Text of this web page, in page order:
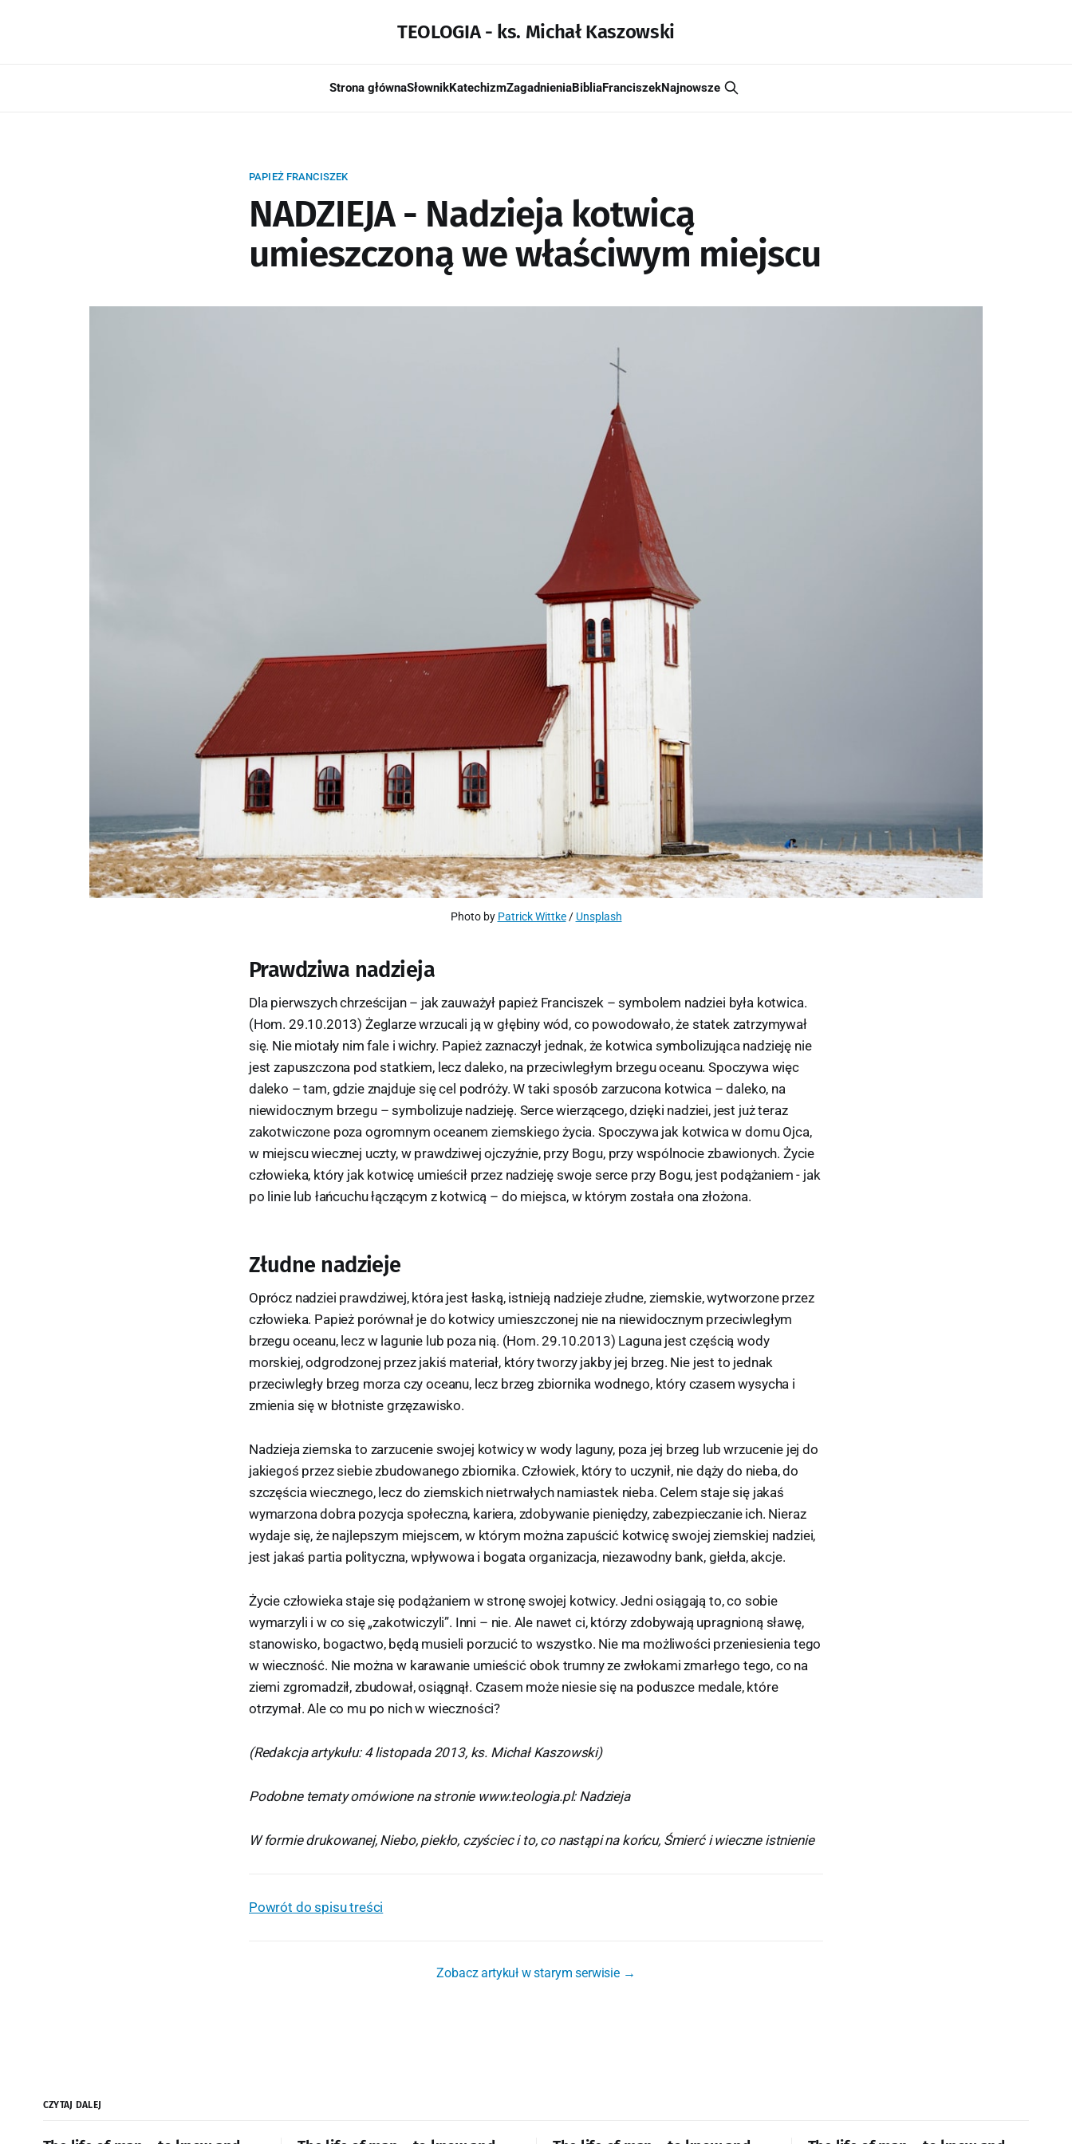
TEOLOGIA - ks. Michał Kaszowski
Strona głównaSłownikKatechizmZagadnieniaBibliaFranciszekNajnowsze
PAPIEŻ FRANCISZEK
NADZIEJA - Nadzieja kotwicą
umieszczoną we właściwym miejscu
Photo by Patrick Wittke / Unsplash
Prawdziwa nadzieja
Dla pierwszych chrześcijan – jak zauważył papież Franciszek – symbolem nadziei była kotwica.
(Hom. 29.10.2013) Żeglarze wrzucali ją w głębiny wód, co powodowało, że statek zatrzymywał
się. Nie miotały nim fale i wichry. Papież zaznaczył jednak, że kotwica symbolizująca nadzieję nie
jest zapuszczona pod statkiem, lecz daleko, na przeciwległym brzegu oceanu. Spoczywa więc
daleko – tam, gdzie znajduje się cel podróży. W taki sposób zarzucona kotwica – daleko, na
niewidocznym brzegu – symbolizuje nadzieję. Serce wierzącego, dzięki nadziei, jest już teraz
zakotwiczone poza ogromnym oceanem ziemskiego życia. Spoczywa jak kotwica w domu Ojca,
w miejscu wiecznej uczty, w prawdziwej ojczyźnie, przy Bogu, przy wspólnocie zbawionych. Życie
człowieka, który jak kotwicę umieścił przez nadzieję swoje serce przy Bogu, jest podążaniem - jak
po linie lub łańcuchu łączącym z kotwicą – do miejsca, w którym została ona złożona.
Złudne nadzieje
Oprócz nadziei prawdziwej, która jest łaską, istnieją nadzieje złudne, ziemskie, wytworzone przez
człowieka. Papież porównał je do kotwicy umieszczonej nie na niewidocznym przeciwległym
brzegu oceanu, lecz w lagunie lub poza nią. (Hom. 29.10.2013) Laguna jest częścią wody
morskiej, odgrodzonej przez jakiś materiał, który tworzy jakby jej brzeg. Nie jest to jednak
przeciwległy brzeg morza czy oceanu, lecz brzeg zbiornika wodnego, który czasem wysycha i
zmienia się w błotniste grzęzawisko.
Nadzieja ziemska to zarzucenie swojej kotwicy w wody laguny, poza jej brzeg lub wrzucenie jej do
jakiegoś przez siebie zbudowanego zbiornika. Człowiek, który to uczynił, nie dąży do nieba, do
szczęścia wiecznego, lecz do ziemskich nietrwałych namiastek nieba. Celem staje się jakaś
wymarzona dobra pozycja społeczna, kariera, zdobywanie pieniędzy, zabezpieczanie ich. Nieraz
wydaje się, że najlepszym miejscem, w którym można zapuścić kotwicę swojej ziemskiej nadziei,
jest jakaś partia polityczna, wpływowa i bogata organizacja, niezawodny bank, giełda, akcje.
Życie człowieka staje się podążaniem w stronę swojej kotwicy. Jedni osiągają to, co sobie
wymarzyli i w co się „zakotwiczyli”. Inni – nie. Ale nawet ci, którzy zdobywają upragnioną sławę,
stanowisko, bogactwo, będą musieli porzucić to wszystko. Nie ma możliwości przeniesienia tego
w wieczność. Nie można w karawanie umieścić obok trumny ze zwłokami zmarłego tego, co na
ziemi zgromadził, zbudował, osiągnął. Czasem może niesie się na poduszce medale, które
otrzymał. Ale co mu po nich w wieczności?
(Redakcja artykułu: 4 listopada 2013, ks. Michał Kaszowski)
Podobne tematy omówione na stronie www.teologia.pl: Nadzieja
W formie drukowanej, Niebo, piekło, czyściec i to, co nastąpi na końcu, Śmierć i wieczne istnienie
Powrót do spisu treści
Zobacz artykuł w starym serwisie →
CZYTAJ DALEJ